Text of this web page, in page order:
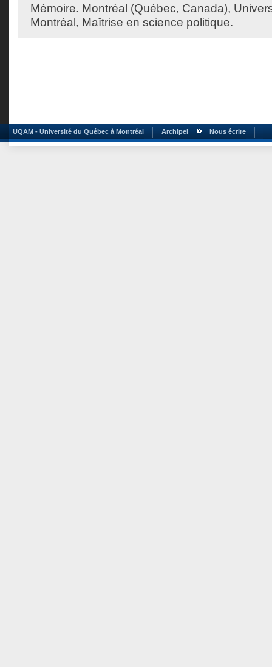
Mémoire. Montréal (Québec, Canada),
Montréal, Maîtrise en science politique.
UQAM - Université du Québec à Montréal Archipel Nous écrire